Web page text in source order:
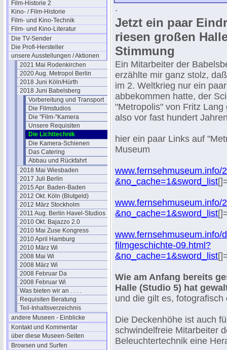
Film-Historie 2
Kino- / Film-Historie
Film- und Kino-Technik
Film- und Kino-Literatur
Die TV-Sender
Die Profi-Hersteller
unsere Ausstellungen / Aktionen
2021 Mai Rodenkirchen
2020 Aug. Metropol Berlin
2018 Juni Köln/Hürth
2018 Juni Babelsberg
Vorbereitung und Transport
Die Filmstudios
Die "Film-"Kamera
Unsere Requisiten
Die Lichttechnik
Die Kamera-Schienen
Das Catering
Abbau und Rückfahrt
2018 Mai Wiesbaden
2017 Juli Berlin
2015 Apr. Baden-Baden
2012 Okt. Köln (Blutgeld)
2012 März Stockholm
2011 Aug. Berlin Havel-Studios
2010 Okt. Bajazzo 2.0
2010 Mai Zuse Kongress
2010 April Hamburg
2010 März Wi
2008 Mai Wi
2008 März Wi
2008 Februar Da
2008 Februar Wi
Was bieten wir an . . . .
Requisiten Beratung
Teil-Inhaltsverzeichnis
andere Museen - Einblicke
Kontakt und Kommentar
über diese Museen-Seiten
Browsen und Surfen
.
Jetzt ein paar
riesen großen
Stimmung
Ein Mitarbeiter der
erzählte mir ganz stolz,
im 2. Weltkrieg nur ein
abbekommen hatte, der
"Metropolis" von Fritz Lang
also vor fast hundert
hier ein paar Links auf
Museum
www.fernsehmuseum.info/
&no_cache=1&sword_list
www.fernsehmuseum.info/
&no_cache=1&sword_list
www.fernsehmuseum.info/
filmgeschichte-09.html?
&no_cache=1&sword_list
Wie am Anfang bereits
Halle (Studio 5) hat
und die gilt es, fotografisch
Die Deckenhöhe ist auch
schwindelfreie Mitarbeiter
Beleuchtertechnik eine